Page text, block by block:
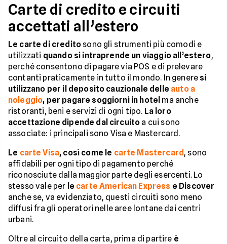
Carte di credito e circuiti
accettati all’estero
Le carte di credito sono gli strumenti più comodi e
utilizzati quando si intraprende un viaggio all’estero,
perché consentono di pagare via POS e di prelevare
contanti praticamente in tutto il mondo. In genere si
utilizzano per il deposito cauzionale delle auto a
noleggio, per pagare soggiorni in hotel ma anche
ristoranti, beni e servizi di ogni tipo. La loro
accettazione dipende dal circuito a cui sono
associate: i principali sono Visa e Mastercard.
Le carte Visa, così come le carte Mastercard , sono
affidabili per ogni tipo di pagamento perché
riconosciute dalla maggior parte degli esercenti. Lo
stesso vale per le carte American Express e Discover
anche se, va evidenziato, questi circuiti sono meno
diffusi fra gli operatori nelle aree lontane dai centri
urbani.
Oltre al circuito della carta, prima di partire è